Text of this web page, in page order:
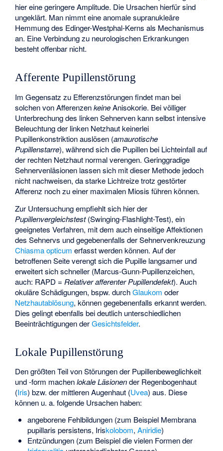
hier eine geringere Amplitude. Die Ursachen hierfür sind
ungeklärt. Man nimmt eine anomale supranukleäre
Hemmung des Edinger-Westphal-Kerns als Mechanismus
an. Eine Verbindung zu neurologischen Erkrankungen
besteht offenbar nicht.
Afferente Pupillenstörung
Im Gegensatz zu Efferenzstörungen findet man bei
solchen von AfferenzenkeineAnisokorie. Bei völliger
Unterbrechung des linken Sehnerven kann selbst intensive
Beleuchtung der linken Netzhaut keinerlei
Pupillenkonstriktion auslösen (amaurotische
Pupillenstarre), während sich die Pupillen bei Lichteinfall auf
der rechten Netzhaut normal verengen. Geringgradige
Sehnervenläsionen lassen sich mit dieser Methode jedoch
nicht nachweisen, da starke Lichtreize trotz gestörter
Afferenz noch zu einer maximalen Miosis führen können.
Zur Untersuchung empfiehlt sich hier der
Pupillenvergleichstest(Swinging-Flashlight-Test), ein
geeignetes Verfahren, mit dem auch einseitige Affektionen
des Sehnervs und gegebenenfalls der Sehnervenkreuzung
Chiasma opticum erfasst werden können. Auf der
betroffenen Seite verengt sich die Pupille langsamer und
erweitert sich schneller (Marcus-Gunn-Pupillenzeichen,
auch: RAPD = Relativer afferenter Pupillendefekt). Auch
okuläre Schädigungen, bspw. durchGlaukom oder
Netzhautablösung, können gegebenenfalls erkannt werden.
Dies gelingt ebenfalls bei deutlich unterschiedlichen
Beeinträchtigungen derGesichtsfelder.
Lokale Pupillenstörung
Den größten Teil von Störungen der Pupillenbeweglichkeit
und -form machenlokale Läsionender Regenbogenhaut
(Iris) bzw. der mittleren Augenhaut (Uvea) aus. Diese
können u. a. folgende Ursachen haben:
angeborene Fehlbildungen (zum Beispiel Membrana
pupillaris persistens, Iriskolobom, Aniridie)
Entzündungen (zum Beispiel die vielen Formen der